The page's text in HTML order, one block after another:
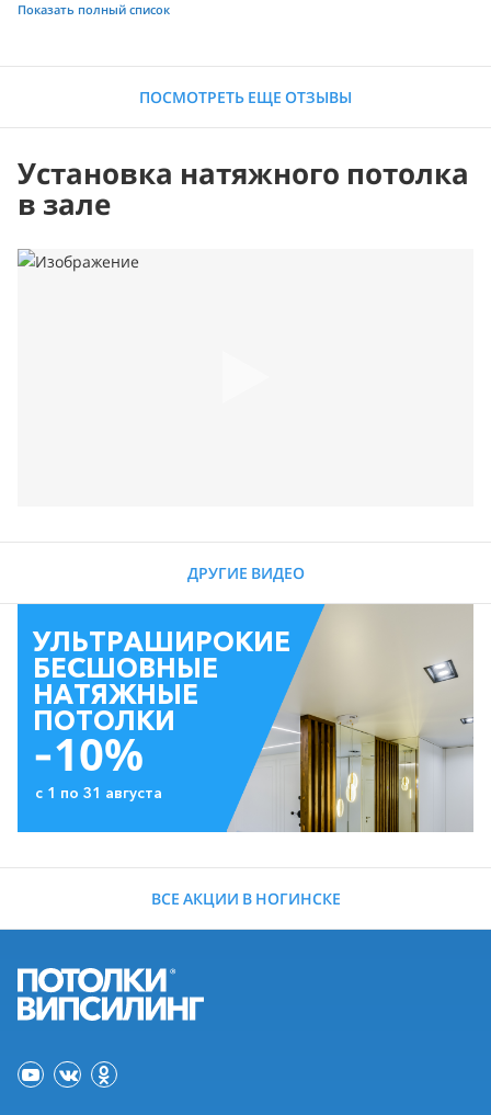
Показать полный список
ПОСМОТРЕТЬ ЕЩЕ ОТЗЫВЫ
Установка натяжного потолка
в зале
ДРУГИЕ ВИДЕО
УЛЬТРАШИРОКИЕ
БЕСШОВНЫЕ
НАТЯЖНЫЕ
ПОТОЛКИ
-10%
с 1 по 31 августа
ВСЕ АКЦИИ В НОГИНСКЕ